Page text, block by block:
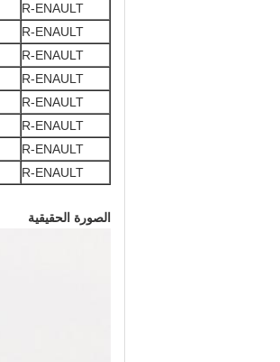
R-ENAULT
R-ENAULT
R-ENAULT
R-ENAULT
R-ENAULT
R-ENAULT
R-ENAULT
R-ENAULT
الصورة الحقيقية